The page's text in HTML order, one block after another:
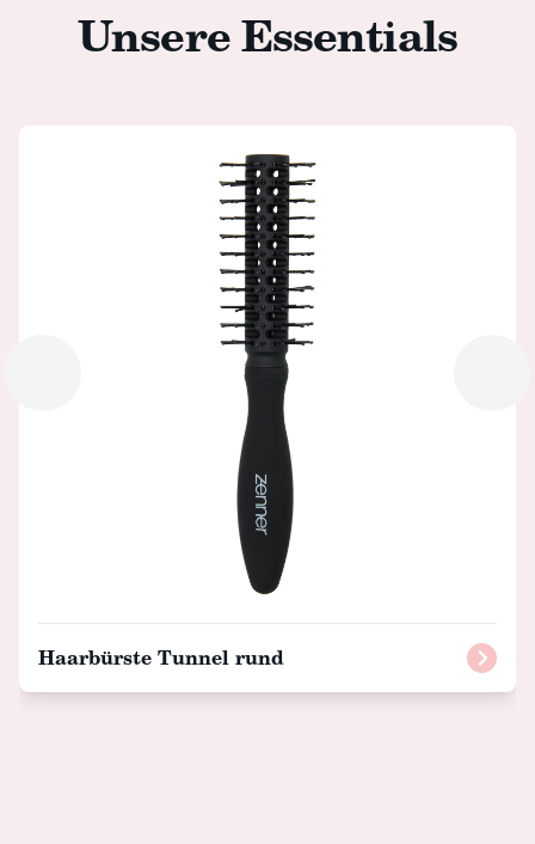
Unsere Essentials
Haarbürste Tunnel rund